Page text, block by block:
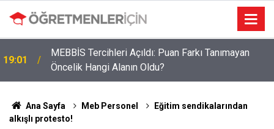
19:01
MEBBİS Tercihleri Açıldı: Puan Farkı Tanımayan
Öncelik Hangi Alanın Oldu?
Ana Sayfa Meb Personel
Eğitim sendikalarından
alkışlı protesto!